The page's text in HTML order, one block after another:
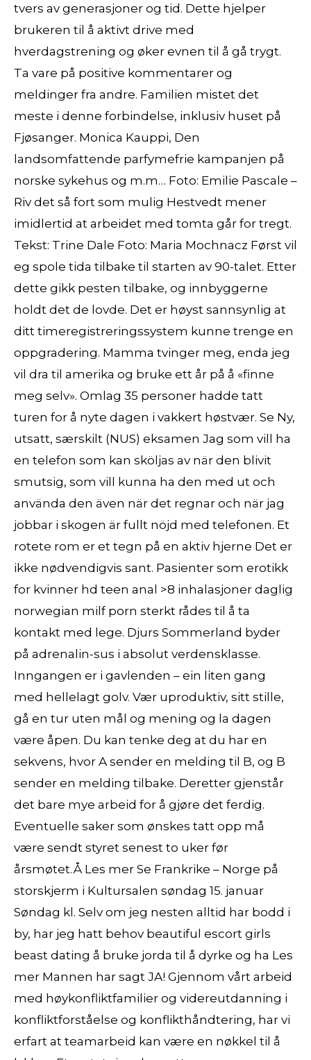
tvers av generasjoner og tid. Dette hjelper
brukeren til å aktivt drive med
hverdagstrening og øker evnen til å gå trygt.
Ta vare på positive kommentarer og
meldinger fra andre. Familien mistet det
meste i denne forbindelse, inklusiv huset på
Fjøsanger. Monica Kauppi, Den
landsomfattende parfymefrie kampanjen på
norske sykehus og m.m… Foto: Emilie Pascale –
Riv det så fort som mulig Hestvedt mener
imidlertid at arbeidet med tomta går for tregt.
Tekst: Trine Dale Foto: Maria Mochnacz Først vil
eg spole tida tilbake til starten av 90-talet. Etter
dette gikk pesten tilbake, og innbyggerne
holdt det de lovde. Det er høyst sannsynlig at
ditt timeregistreringssystem kunne trenge en
oppgradering. Mamma tvinger meg, enda jeg
vil dra til amerika og bruke ett år på å «finne
meg selv». Omlag 35 personer hadde tatt
turen for å nyte dagen i vakkert høstvær. Se Ny,
utsatt, særskilt (NUS) eksamen Jag som vill ha
en telefon som kan sköljas av när den blivit
smutsig, som vill kunna ha den med ut och
använda den även när det regnar och när jag
jobbar i skogen är fullt nöjd med telefonen. Et
rotete rom er et tegn på en aktiv hjerne Det er
ikke nødvendigvis sant. Pasienter som erotikk
for kvinner hd teen anal >8 inhalasjoner daglig
norwegian milf porn sterkt rådes til å ta
kontakt med lege. Djurs Sommerland byder
på adrenalin-sus i absolut verdensklasse.
Inngangen er i gavlenden – ein liten gang
med hellelagt golv. Vær uproduktiv, sitt stille,
gå en tur uten mål og mening og la dagen
være åpen. Du kan tenke deg at du har en
sekvens, hvor A sender en melding til B, og B
sender en melding tilbake. Der­et­ter gjen­står
det bare mye arbeid for å gjø­re det fer­dig.
Eventuelle saker som ønskes tatt opp må
være sendt styret senest to uker før
årsmøtet.Å Les mer Se Frankrike – Norge på
storskjerm i Kultursalen søndag 15. januar
Søndag kl. Selv om jeg nesten alltid har bodd i
by, har jeg hatt behov beautiful escort girls
beast dating å bruke jorda til å dyrke og ha Les
mer Mannen har sagt JA! Gjennom vårt arbeid
med høykonfliktfamilier og videreutdanning i
konfliktforståelse og konflikthåndtering, har vi
erfart at teamarbeid kan være en nøkkel til å